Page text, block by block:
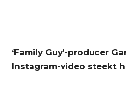
‘Family Guy’-producer
Instagram-video steekt